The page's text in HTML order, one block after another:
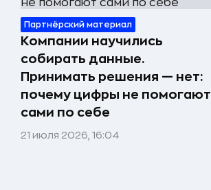
Партнёрский материал
Компании научились
собирать данные.
Принимать решения — нет:
почему цифры не помогают
сами по себе
21 июля 2026, 16:04